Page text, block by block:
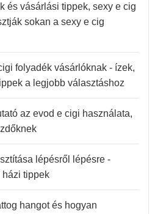
és vásárlási tippek, sexy e cig
sokan a sexy e cig
folyadék vásárlóknak - ízek,
a legjobb választáshoz
az evod e cigi használata,
lépésről lépésre -
házi tippek
hangot és hogyan